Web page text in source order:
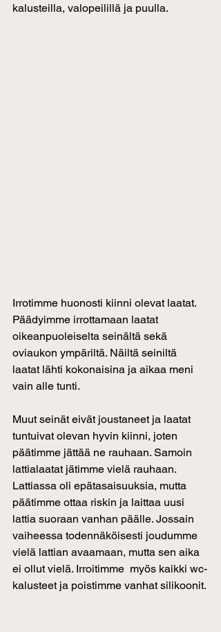
kalusteilla, valopeilillä ja puulla.
Irrotimme huonosti kiinni olevat laatat.
Päädyimme irrottamaan laatat
oikeanpuoleiselta seinältä sekä
oviaukon ympäriltä. Näiltä seiniltä
laatat lähti kokonaisina ja aikaa meni
vain alle tunti.
Muut seinät eivät joustaneet ja laatat
tuntuivat olevan hyvin kiinni, joten
päätimme jättää ne rauhaan. Samoin
lattialaatat jätimme vielä rauhaan.
Lattiassa oli epätasaisuuksia, mutta
päätimme ottaa riskin ja laittaa uusi
lattia suoraan vanhan päälle. Jossain
vaiheessa todennäköisesti joudumme
vielä lattian avaamaan, mutta sen aika
ei ollut vielä. Irroitimme  myös kaikki wc-
kalusteet ja poistimme vanhat silikoonit.